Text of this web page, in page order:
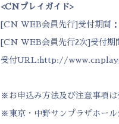
<CNプレイガイド>
[CN WEB会員先行]受付期間
[CN WEB会員先行2次]受付
受付URL: http://
※お申込み方法及び注意事項は
※東京・中野サンプラザホール